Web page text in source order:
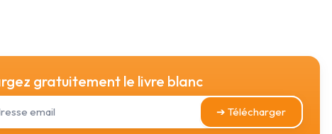
gratuitement le livre blanc
➔ Télécharger